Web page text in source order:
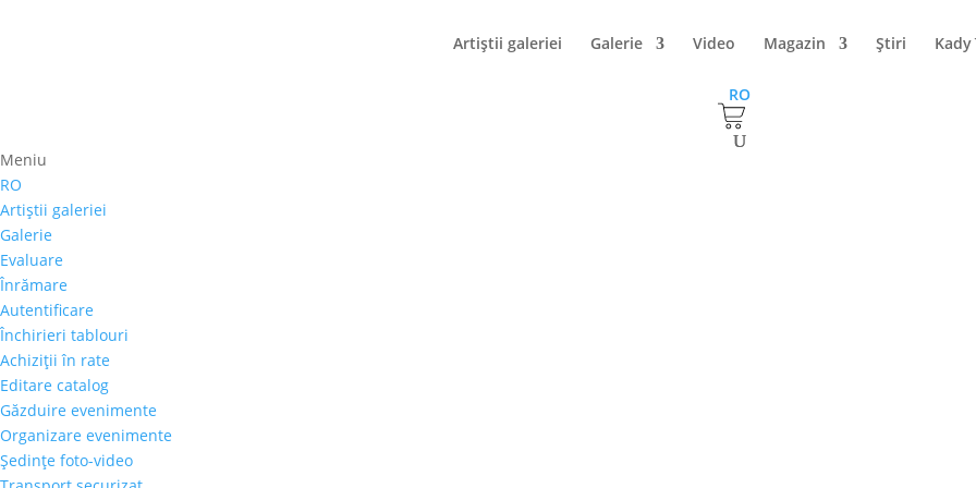
Artiştii galeriei Galerie Video Magazin Ştiri
RO
Meniu
RO
Artiştii galeriei
Galerie
Evaluare
Înrămare
Autentificare
Închirieri tablouri
Achiziţii în rate
Editare catalog
Găzduire evenimente
Organizare evenimente
Şedinţe foto-video
anterior incepute in finalizarea carora eliberarea de grijile cotidiene si concentrarea sunt esentiale. Veritabilul
cantonament de arta se va termina cu un vernisaj, iar noi vom reveni cu detalii despre lucrarile realizate.